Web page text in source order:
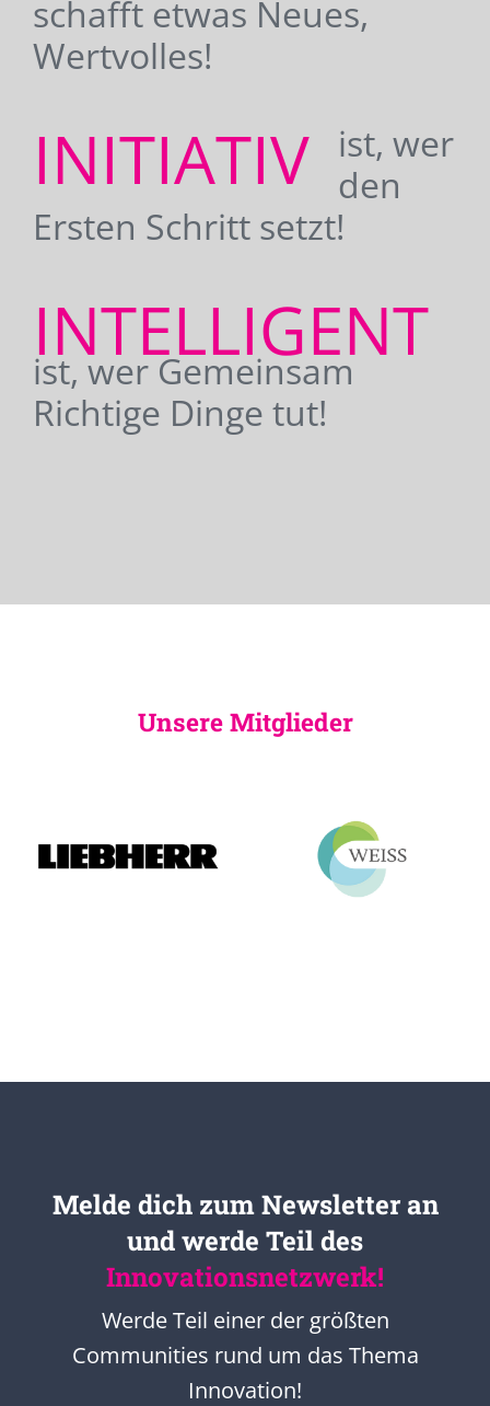
schafft etwas Neues,
Wertvolles!
INITIATIV
ist, wer
den
Ersten Schritt setzt!
INTELLIGENT
ist, wer Gemeinsam
Richtige Dinge tut!
Unsere Mitglieder
Melde dich zum Newsletter an
und werde Teil des
Innovationsnetzwerk!
Werde Teil einer der größten
Communities rund um das Thema
Innovation!